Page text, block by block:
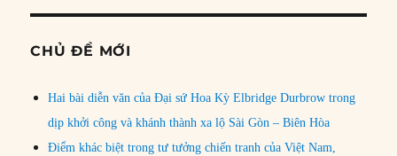
CHỦ ĐỀ MỚI
Hai bài diễn văn của Đại sứ Hoa Kỳ Elbridge Durbrow trong
dịp khởi công và khánh thành xa lộ Sài Gòn – Biên Hòa
Điểm khác biệt trong tư tưởng chiến tranh của Việt Nam,